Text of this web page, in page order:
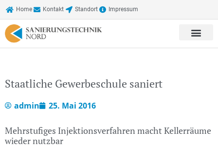
Home Kontakt Standort Impressum
Staatliche Gewerbeschule saniert
admin 25. Mai 2016
Mehrstufiges Injektionsverfahren macht Kellerräume
wieder nutzbar